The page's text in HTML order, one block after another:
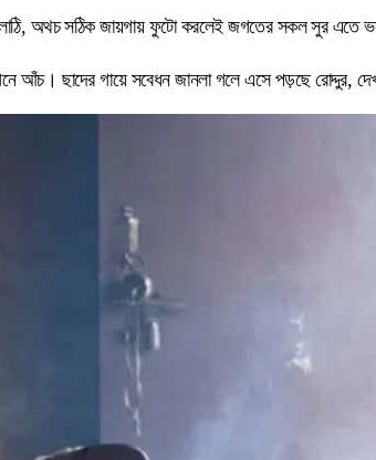
লাঠি, অথচ সঠিক জায়গায় ফুটো করলেই জগতের সকল সুর
আঁচ। ছাদের গায়ে সবেধন জানলা গলে এসে পড়ছে রোদ্দুর,